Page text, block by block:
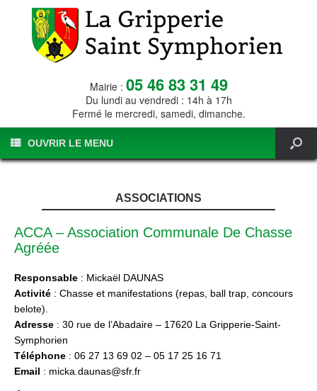
Mairie : 05 46 83 31 49
Du lundi au vendredi : 14h à 17h
Fermé le mercredi, samedi, dimanche.
OUVRIR LE MENU
ASSOCIATIONS
ACCA – Association Communale De Chasse
Agréée
Responsable : Mickaël DAUNAS
Activité : Chasse et manifestations (repas, ball trap, concours
belote).
Adresse : 30 rue de l’Abadaire – 17620 La Gripperie-Saint-
Symphorien
Téléphone : 06 27 13 69 02 – 05 17 25 16 71
Email : micka.daunas@sfr.fr